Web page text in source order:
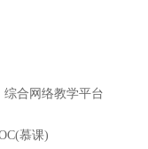
综合网络教学平台
慕课)